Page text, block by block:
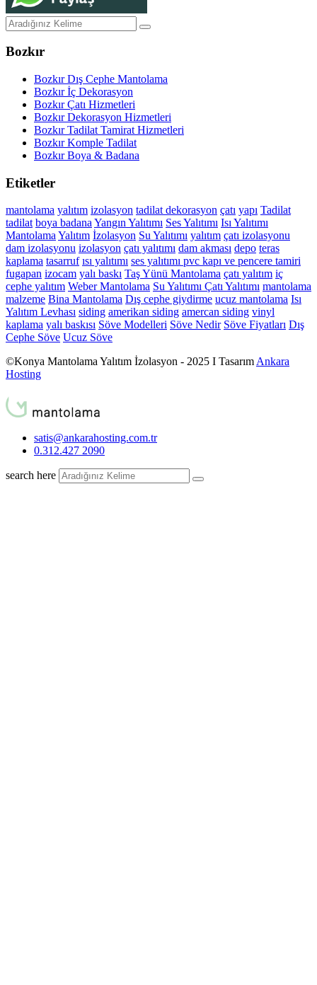
Bozkır
Bozkır Dış Cephe Mantolama
Bozkır İç Dekorasyon
Bozkır Çatı Hizmetleri
Bozkır Dekorasyon Hizmetleri
Bozkır Tadilat Tamirat Hizmetleri
Bozkır Komple Tadilat
Bozkır Boya & Badana
Etiketler
mantolama yalıtım izolasyon tadilatdekorasyon çatı yapı Tadilat
tadilat boya badanaYangın Yalıtımı Ses Yalıtımı Isı Yalıtımı
MantolamaYalıtım İzolasyon Su Yalıtımı yalıtım çatı izolasyonu
dam izolasyonu izolasyon çatı yalıtımı dam akması depo teras
kaplama tasarruf ısı yalıtımı ses yalıtımı pvc kapı ve pencere tamiri
fugapan izocam yalı baskı Taş Yünü Mantolama çatı yalıtım iç
cephe yalıtım Weber Mantolama Su Yalıtımı Çatı Yalıtımı mantolama
malzeme Bina Mantolama Dış cephe giydirme ucuz mantolama Isı
Yalıtım Levhası siding amerikan siding amercan siding vinyl
kaplama yalı baskısı Söve Modelleri Söve Nedir Söve Fiyatları Dış
Cephe Söve Ucuz Söve
©Konya Mantolama Yalıtım İzolasyon - 2025 I TasarımAnkara
Hosting
satis@ankarahosting.com.tr
0.312.427 2090
search here